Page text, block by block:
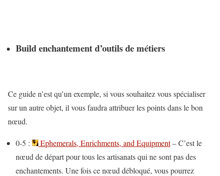
Build enchantement d’outils de métiers
Ce guide n’est qu’un exemple, si vous souhaitez vous spécialiser
sur un autre objet, il vous faudra attribuer les points dans le bon
nœud.
0-5 : Ephemerals, Enrichments, and Equipment– C’est le
nœud de départ pour tous les artisanats qui ne sont pas des
enchantements. Une fois ce nœud débloqué, vous pourrez